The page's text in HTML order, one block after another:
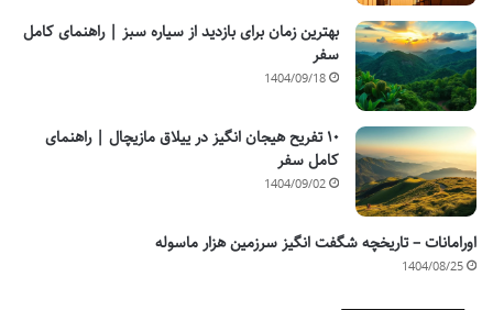
بهترین زمان برای بازدید از سیاره سبز | راهنمای کامل
سفر
1404/09/18
۱۰ تفریح هیجان انگیز در ییلاق مازیچال | راهنمای
کامل سفر
1404/09/02
اورامانات – تاریخچه شگفت انگیز سرزمین هزار ماسوله
1404/08/25